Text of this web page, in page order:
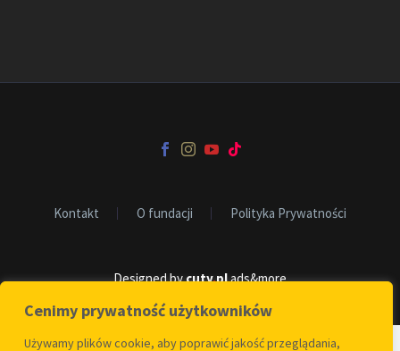
Cenimy prywatność użytkowników
Używamy plików cookie, aby poprawić jakość przeglądania,
Kontakt O fundacji Polityka Prywatności
Designed bycuty.plads&more